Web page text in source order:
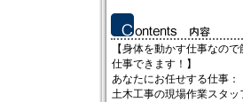
【身体を動かす仕事なの
仕事できます！】
あなたにお任せする仕事：
土木工事の現場作業スタッ